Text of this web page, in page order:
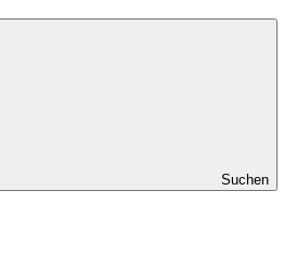
Suchen